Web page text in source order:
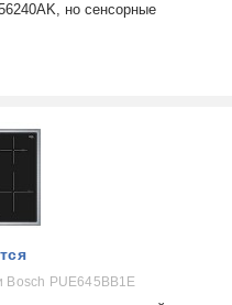
но сенсорные
Bosch PUE645BB1E